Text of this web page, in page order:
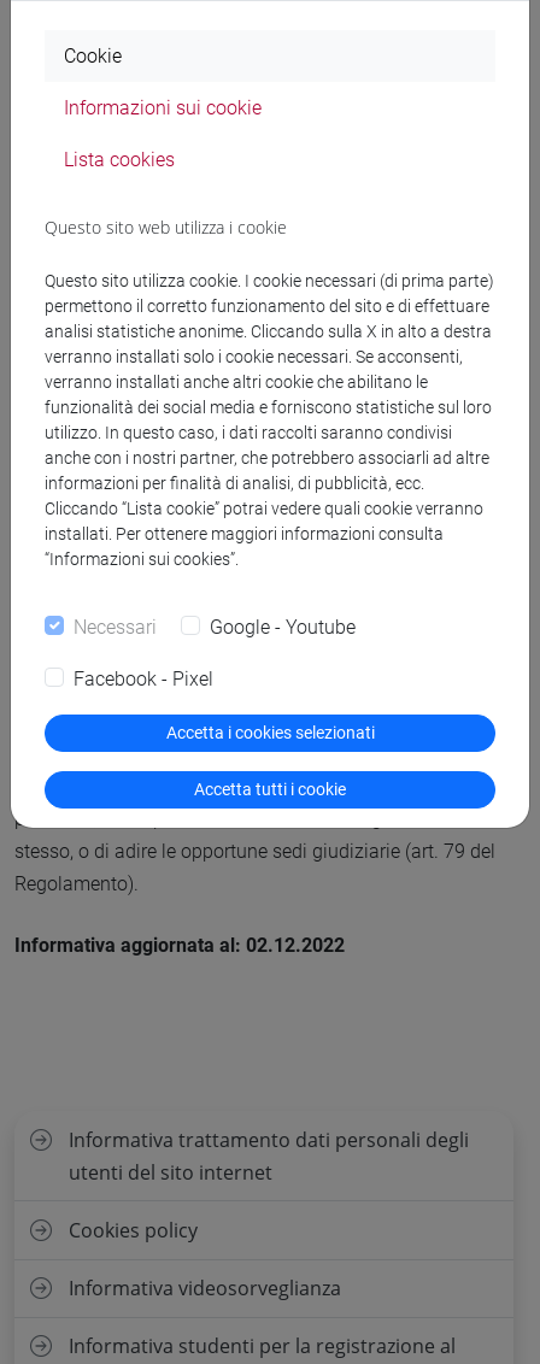
quanto previsto dall’art. 28 del Regolamento. L'elenco
Diritti degli interessati e modalità
dal Regolamento, l'accesso ai dati personali, la rettifica,
l’integrazione, la cancellazione degli stessi o la limitazione
del trattamento ovvero di opporsi al trattamento medesimo
(artt. 15 e ss. del Regolamento). La richiesta potrà essere
presentata, senza alcuna formalità, contattando
direttamente il Responsabile della Protezione dei Dati
all’indirizzo
dpo@unive.it ovvero inviando una
comunicazione al seguente recapito: Università Ca’ Foscari
Venezia - Responsabile della Protezione dei Dati, Dorsoduro
Titolare del trattamento, inviando una PEC a
Gli interessati, che ritengono che il trattamento dei dati
personali a loro riferiti avvenga in violazione di quanto
previsto dal Regolamento, hanno, inoltre, il diritto di proporre
reclamo all’Autorità Garante per la protezione dei dati
personali, come previsto dall'art. 77 del Regolamento
stesso, o di adire le opportune sedi giudiziarie (art. 79 del
Regolamento).
Informativa aggiornata al: 02.12.2022
Informativa trattamento dati personali degli
utenti del sito internet
Cookies policy
Informativa videosorveglianza
Informativa studenti per la registrazione al
Cookie
Informazioni sui cookie
Lista cookies
Questo sito web utilizza i cookie
Questo sito utilizza cookie. I cookie necessari (di prima parte)
permettono il corretto funzionamento del sito e di effettuare
analisi statistiche anonime. Cliccando sulla X in alto a destra
verranno installati solo i cookie necessari. Se acconsenti,
verranno installati anche altri cookie che abilitano le
funzionalità dei social media e forniscono statistiche sul loro
utilizzo. In questo caso, i dati raccolti saranno condivisi
anche con i nostri partner, che potrebbero associarli ad altre
informazioni per finalità di analisi, di pubblicità, ecc.
Cliccando “Lista cookie” potrai vedere quali cookie verranno
installati. Per ottenere maggiori informazioni consulta
“Informazioni sui cookies”.
Necessari Google - Youtube
Facebook - Pixel
Accetta i cookies selezionati
Accetta tutti i cookie